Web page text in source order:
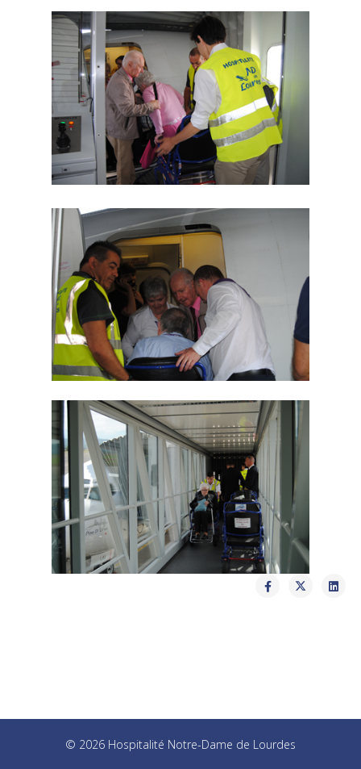
© 2026 Hospitalité Notre-Dame de Lourdes